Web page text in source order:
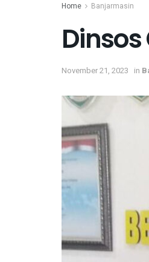
Home Banjarmasin
November 21, 2023 in